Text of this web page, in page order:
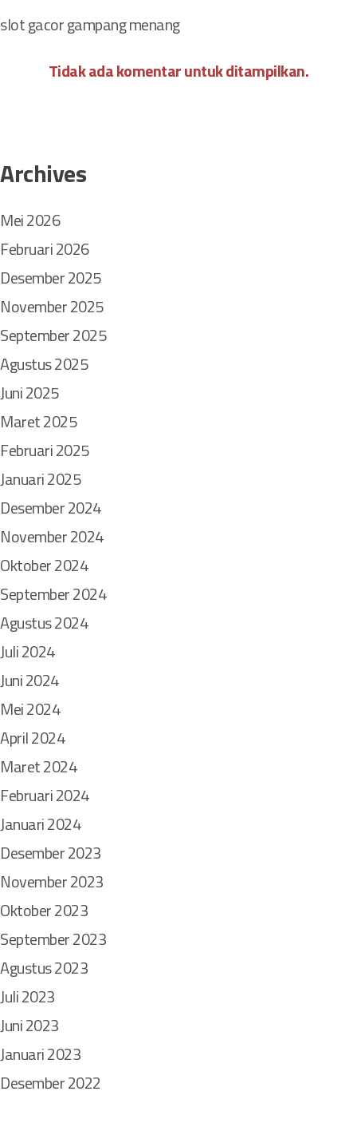
slot gacor gampang menang
Tidak ada komentar untuk ditampilkan.
Archives
Mei 2026
Februari 2026
Desember 2025
November 2025
September 2025
Agustus 2025
Juni 2025
Maret 2025
Februari 2025
Januari 2025
Desember 2024
November 2024
Oktober 2024
September 2024
Agustus 2024
Juli 2024
Juni 2024
Mei 2024
April 2024
Maret 2024
Februari 2024
Januari 2024
Desember 2023
November 2023
Oktober 2023
September 2023
Agustus 2023
Juli 2023
Juni 2023
Januari 2023
Desember 2022